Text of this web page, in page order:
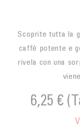
Scoprite tutta la
caffè potente e
rivela con una
6,25 €